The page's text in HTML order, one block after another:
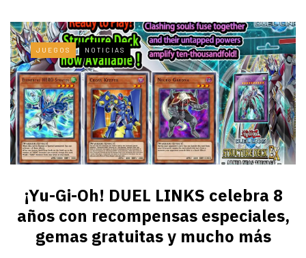
JUEGOS NOTICIAS
¡Yu-Gi-Oh! DUEL LINKS celebra 8
años con recompensas especiales,
gemas gratuitas y mucho más